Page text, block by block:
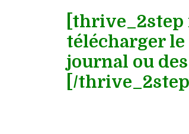
[thrive_2step
télécharger
journal ou
[/thrive_2step]